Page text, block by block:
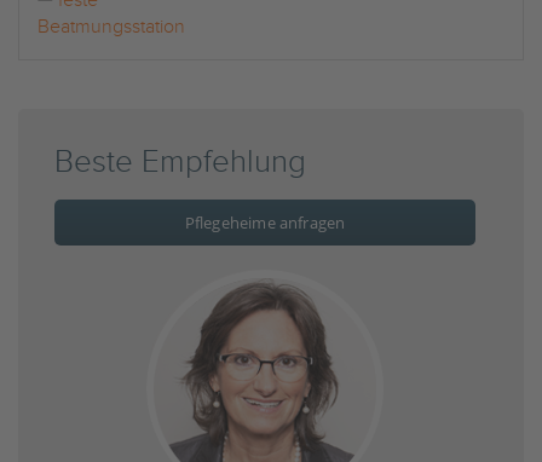
Beatmungsstation
Beste Empfehlung
Pflegeheime anfragen